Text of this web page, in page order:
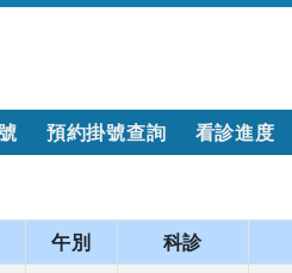
預約掛號查詢 看診進度
午別 科診